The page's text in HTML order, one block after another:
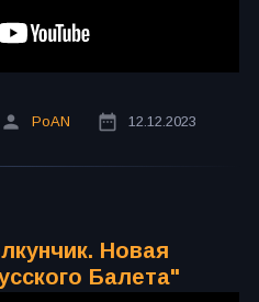
PoAN 12.12.2023
Новая
Балета"